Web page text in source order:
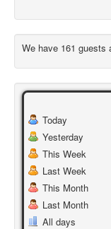
We have 161 guests
Today
Yesterday
This Week
Last Week
This Month
Last Month
All days